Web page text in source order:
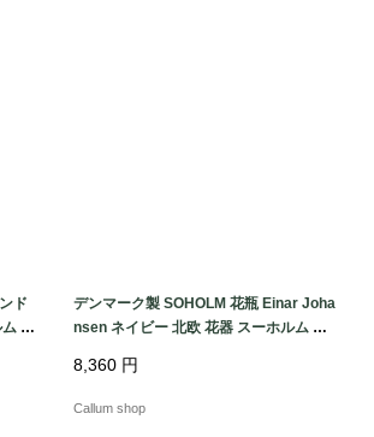
ド
一
デンマーク製 SOHOLM 花瓶 Einar Joha
nsen ネイビー 北欧 花器 スーホルム 一
ィンテージ_260731 ig4994
8,360 円
Callum shop